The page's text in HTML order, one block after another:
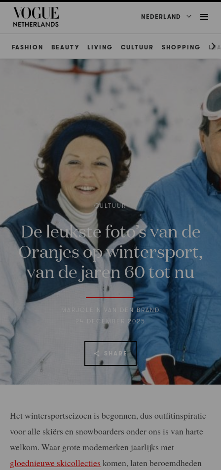
NEDERLAND
FASHION BEAUTY LIVING CULTUUR SHOPPING
CULTUUR
De leukste foto’s van de
Oranjes op wintersport,
van de jaren 60 tot nu
MARJOLEIN VAN DEN BRAND
24 DECEMBER 2025
SHARE
Het wintersportseizoen is begonnen, dus outfitinspiratie
voor alle skiërs en snowboarders onder ons is van harte
welkom. Waar grote modemerken jaarlijks met
gloednieuwe skicollecties komen, laten beroemdheden